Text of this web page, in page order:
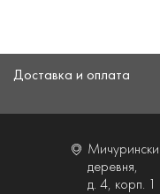
Доставка и оплата
деревня,
д. 4, корп. 1